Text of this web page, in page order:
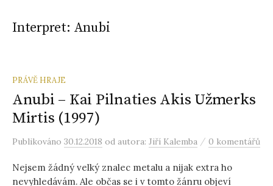
Interpret: Anubi
PRÁVĚ HRAJE
Anubi – Kai Pilnaties Akis Užmerks
Mirtis (1997)
Publikováno 30.12.2018 od autora: Jiří Kalemba / 0 komentářů
Nejsem žádný velký znalec metalu a nijak extra ho
nevyhledávám. Ale občas se i v tomto žánru objeví